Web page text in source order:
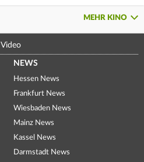
MEHR KINO
Video
NEWS
Hessen News
Frankfurt News
Wiesbaden News
Mainz News
Kassel News
Darmstadt News